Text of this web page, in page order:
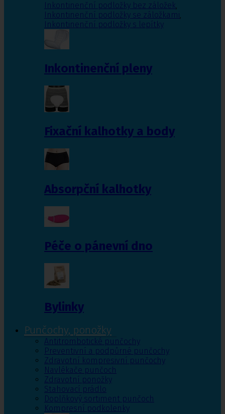
Inkontinenční podložky bez záložek,
Inkontinenční podložky se záložkami,
Inkontinenční podložky s lepítky
Inkontinenční pleny
Fixační kalhotky a body
Absorpční kalhotky
Péče o pánevní dno
Bylinky
Punčochy, ponožky
Antitrombotické punčochy
Preventivní a podpůrné punčochy
Zdravotní kompresivní punčochy
Navlékače punčoch
Zdravotní ponožky
Stahovací prádlo
Doplňkový sortiment punčoch
Kompresní podkolenky